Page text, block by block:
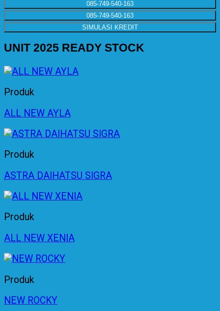
085-749-540-163
085-749-540-163
SIMULASI KREDIT
UNIT 2025 READY STOCK
Produk
ALL NEW AYLA
Produk
ASTRA DAIHATSU SIGRA
Produk
ALL NEW XENIA
Produk
NEW ROCKY